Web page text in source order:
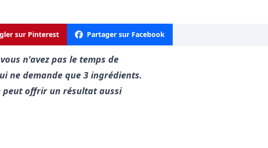
sur Pinterest Partager sur Facebook
n'avez pas le temps de
ne demande que 3 ingrédients.
peut offrir un résultat aussi